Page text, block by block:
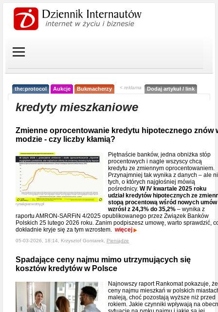
the:protocol Aukcje Bukmacherzy < reklama Dodaj artykuł / link
kredyty mieszkaniowe
Zmienne oprocentowanie kredytu hipotecznego znów
modzie - czy liczby kłamią?
rynekpierwotny.pl
Piętnaście banków, jedna obniżka stóp
procentowych i nagle wszyscy chcą
kredytu ze zmiennym oprocentowaniem.
Przynajmniej tak wynika z danych – ale
tych, o których najgłośniej mówią
pośrednicy. W IV kwartale 2025 roku
udział kredytów hipotecznych ze
stopą procentową wśród nowych umów
wzrósł z 24,3% do 35,2% – wynika z
raportu AMRON-SARFiN 4/2025 opublikowanego przez Związek Banków
Polskich 25 lutego 2026 roku. Zanim podpiszesz umowę, warto sprawdzić,
dokładnie kryje się za tym wzrostem. więcej
05-03-2026, 18:14, Krzysztof Gontarek, Pieniądze
Spadające ceny najmu mimo utrzymujących się
kosztów kredytów w Polsce
Najnowszy raport Rankomat pokazuje, że
ceny najmu mieszkań w polskich
maleją, choć pozostają wyższe niż przed
rokiem. Jakie czynniki wpływają na